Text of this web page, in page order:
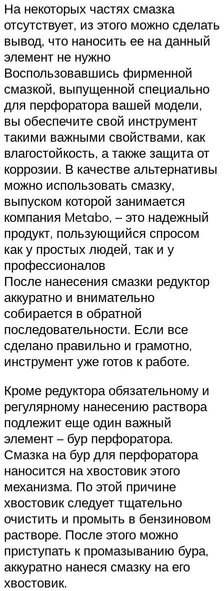
На некоторых частях смазка
отсутствует, из этого можно сделать
вывод, что наносить ее на данный
элемент не нужно
Воспользовавшись фирменной
смазкой, выпущенной специально
для перфоратора вашей модели,
вы обеспечите свой инструмент
такими важными свойствами, как
влагостойкость, а также защита от
коррозии. В качестве альтернативы
можно использовать смазку,
выпуском которой занимается
компания Metabo, – это надежный
продукт, пользующийся спросом
как у простых людей, так и у
профессионалов
После нанесения смазки редуктор
аккуратно и внимательно
собирается в обратной
последовательности. Если все
сделано правильно и грамотно,
инструмент уже готов к работе.
Кроме редуктора обязательному и
регулярному нанесению раствора
подлежит еще один важный
элемент – бур перфоратора.
Смазка на бур для перфоратора
наносится на хвостовик этого
механизма. По этой причине
хвостовик следует тщательно
очистить и промыть в бензиновом
растворе. После этого можно
приступать к промазыванию бура,
аккуратно нанеся смазку на его
хвостовик.